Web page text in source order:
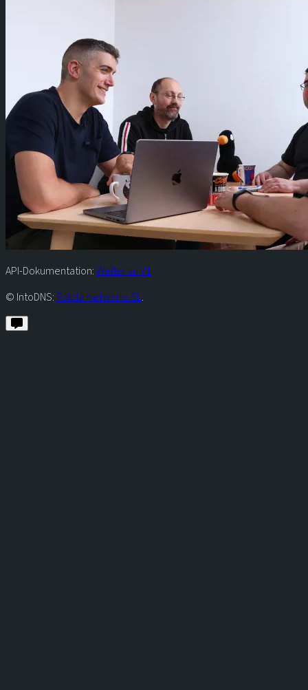
API-Dokumentation:Weiter zu V1
© IntoDNS: Raiola Networks SL.